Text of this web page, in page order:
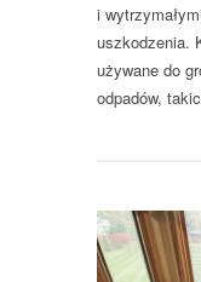
i
uszkodzenia.
używane do
odpadów,